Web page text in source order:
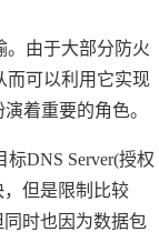
。由于大部分防火
而可以利用它实现
着重要的角色。
标DNS Server(授权
但是限制比较
时也因为数据包